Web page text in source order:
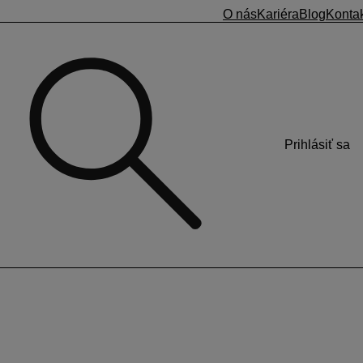
O násKariéra Blog
Prihlásiť sa